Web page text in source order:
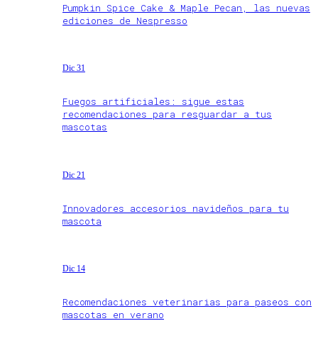
Pumpkin Spice Cake & Maple Pecan, las nuevas
ediciones de Nespresso
Dic 31
Fuegos artificiales: sigue estas
recomendaciones para resguardar a tus
mascotas
Dic 21
Innovadores accesorios navideños para tu
mascota
Dic 14
Recomendaciones veterinarias para paseos con
mascotas en verano